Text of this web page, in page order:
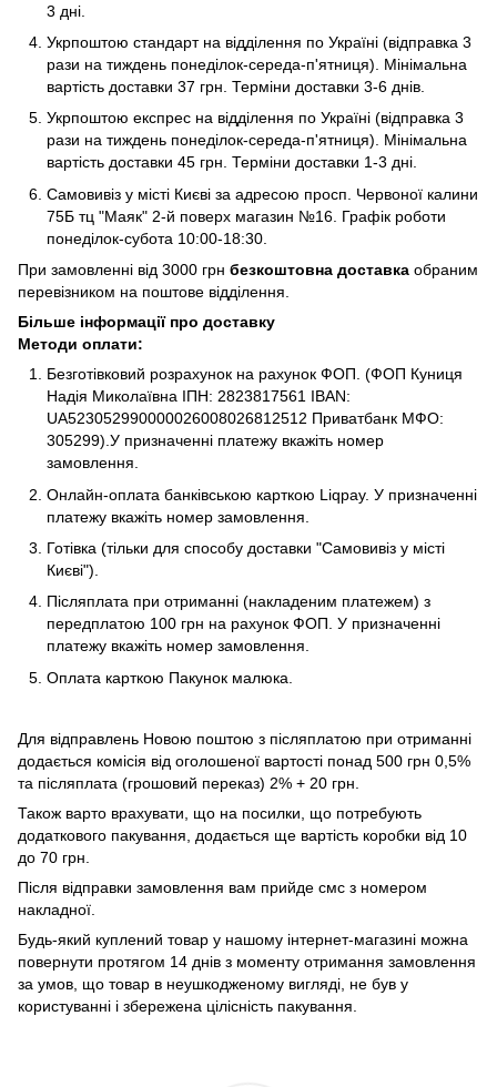
3 дні.
Укрпоштою стандарт на відділення по Україні (відправка 3
рази на тиждень понеділок-середа-п'ятниця). Мінімальна
вартість доставки 37 грн. Терміни доставки 3-6 днів.
Укрпоштою експрес на відділення по Україні (відправка 3
рази на тиждень понеділок-середа-п'ятниця). Мінімальна
вартість доставки 45 грн. Терміни доставки 1-3 дні.
Самовивіз у місті Києві за адресою просп. Червоної калини
75Б тц "Маяк" 2-й поверх магазин №16. Графік роботи
понеділок-субота 10:00-18:30.
При замовленні від 3000 грн безкоштовна доставка обраним
перевізником на поштове відділення.
Більше інформації про доставку
Методи оплати:
Безготівковий розрахунок на рахунок ФОП. (ФОП Куниця
Надія Миколаївна ІПН: 2823817561 IBAN:
UA523052990000026008026812512 Приватбанк МФО:
305299).У призначенні платежу вкажіть номер
замовлення.
Онлайн-оплата банківською карткою Liqpay. У призначенні
платежу вкажіть номер замовлення.
Готівка (тільки для способу доставки "Самовивіз у місті
Києві").
Післяплата при отриманні (накладеним платежем) з
передплатою 100 грн на рахунок ФОП. У призначенні
платежу вкажіть номер замовлення.
Оплата карткою Пакунок малюка.
Для відправлень Новою поштою з післяплатою при отриманні
додається комісія від оголошеної вартості понад 500 грн 0,5%
та післяплата (грошовий переказ) 2% + 20 грн.
Також варто врахувати, що на посилки, що потребують
додаткового пакування, додається ще вартість коробки від 10
до 70 грн.
Після відправки замовлення вам прийде смс з номером
накладної.
Будь-який куплений товар у нашому інтернет-магазині можна
повернути протягом 14 днів з моменту отримання замовлення
за умов, що товар в неушкодженому вигляді, не був у
користуванні і збережена цілісність пакування.